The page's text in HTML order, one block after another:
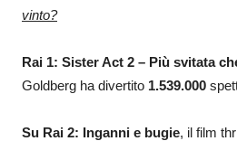
vinto?
Rai 1: Sister Act 2 – Più svitata
Goldberg ha divertito 1.539.000
Su Rai 2: Inganni e bugie, il film